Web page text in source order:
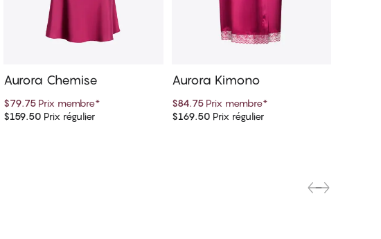
Ajouter au panier
Aurora Chemise
$79.75 Prix membre*
$159.50 Prix régulier Ajouter au panier
Aurora Kimono
$84.75 Prix membre*
$169.50Prix régulier